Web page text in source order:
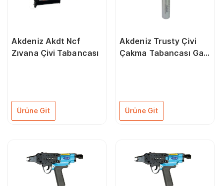
Akdeniz Akdt Ncf
Zıvana Çivi Tabancası
Ürüne Git
Akdeniz Trusty Çivi
Çakma Tabancası Gaz
Ürüne Git